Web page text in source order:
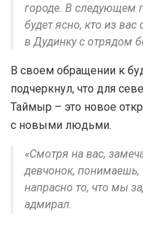
городе. В следующем
будет ясно, кто из
в Дудинку с отрядом
В своем обращении к
подчеркнул, что для
Таймыр – это новое
с новыми людьми.
«Смотря на вас,
девчонок, понимаешь,
напрасно то, что мы
адмирал.